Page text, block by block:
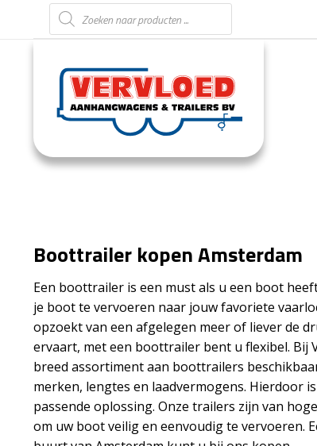
Producten zoeken
Boottrailer kopen Amsterdam
Een boottrailer is een must als u een boot
je boot te vervoeren naar jouw favoriete
opzoekt van een afgelegen meer of liever de
ervaart, met een boottrailer bent u flexibel. Bij
breed assortiment aan boottrailers
merken, lengtes en laadvermogens. Hierdoor
passende oplossing. Onze trailers zijn van
om uw boot veilig en eenvoudig te vervoeren.